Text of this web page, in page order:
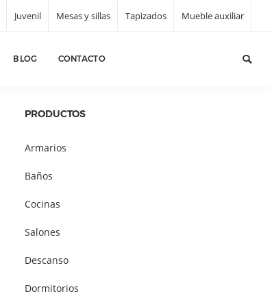
Juvenil Mesas y sillas Tapizados Mueble auxiliar
BLOG CONTACTO
PRODUCTOS
Armarios
Baños
Cocinas
Salones
Descanso
Dormitorios